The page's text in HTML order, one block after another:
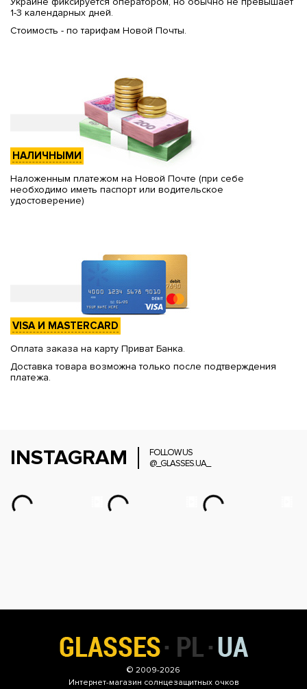
1-3 календарных дней.
Стоимость - по тарифам Новой Почты.
НАЛИЧНЫМИ
Наложенным платежом на Новой Почте (при себе
необходимо иметь паспорт или водительское
удостоверение)
VISA И MASTERCARD
Оплата заказа на карту Приват Банка.
Доставка товара возможна только после подтверждения
платежа.
INSTAGRAM
FOLLOW US
@_GLASSES.UA_
© 2009-2026
Интернет-магазин солнцезащитных очков